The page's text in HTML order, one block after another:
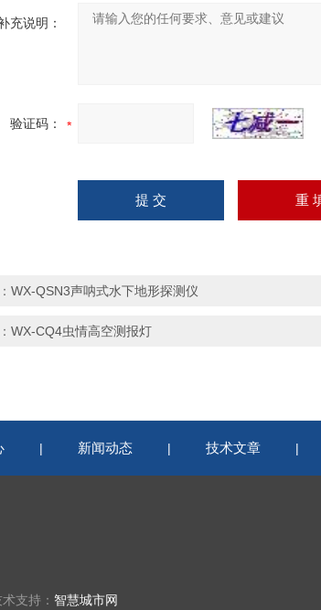
充说明：
验证码：
WX-QSN3声呐式水下地形探测仪
WX-CQ4虫情高空测报灯
| 新闻动态 | 技术文章 |
支持： 智慧城市网